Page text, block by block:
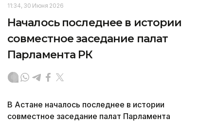
11:34, 30 Июня 2026
Началось последнее в истории
совместное заседание палат
Парламента РК
В Астане началось последнее в истории
совместное заседание палат Парламента